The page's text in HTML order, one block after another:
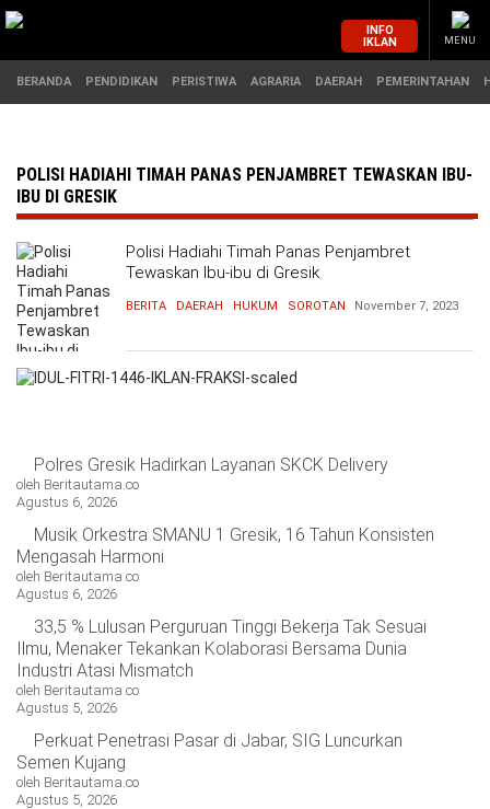
MASUK
BERANDA
PERISTIWA
AGRARIA
OPINI
PENDIDIKAN
HUKUM
EKONOMI
HIBURAN
BERITABARU.CO
KABARBARU.CO
SERIKATNEWS.COM
PEWARTANUSANTARA.COM
LANGGAR.CO
JOBNAS.COM
SURAU.CO
REDAKSI
TENTANG
KAMI
KERJASAMA
PEDOMAN
MEDIA
CYBER
INFO
IKLAN
MENU
BERANDA PENDIDIKAN PERISTIWA AGRARIA DAERAH PEMERINTAHAN
POLISI HADIAHI TIMAH PANAS PENJAMBRET TEWASKAN IBU-
IBU DI GRESIK
Polisi Hadiahi Timah Panas Penjambret
Tewaskan Ibu-ibu di Gresik
BERITA DAERAH HUKUM SOROTAN November 7, 2023
Polres Gresik Hadirkan Layanan SKCK Delivery
oleh Beritautama.co
Agustus 6, 2026
Musik Orkestra SMANU 1 Gresik, 16 Tahun Konsisten
Mengasah Harmoni
oleh Beritautama.co
Agustus 6, 2026
33,5 % Lulusan Perguruan Tinggi Bekerja Tak Sesuai
Ilmu, Menaker Tekankan Kolaborasi Bersama Dunia
Industri Atasi Mismatch
oleh Beritautama.co
Agustus 5, 2026
Perkuat Penetrasi Pasar di Jabar, SIG Luncurkan
Semen Kujang
oleh Beritautama.co
Agustus 5, 2026